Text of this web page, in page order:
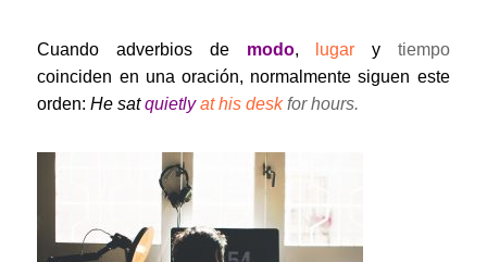
Cuando adverbios de modo, lugar y tiempo
coinciden en una oración, normalmente siguen este
orden:He satquietly at his desk for hours.